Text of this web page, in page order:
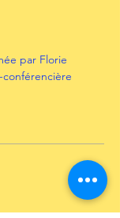
par Florie